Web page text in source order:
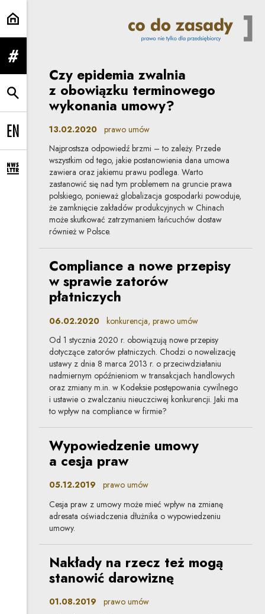
prawo umów | Co do zasady
rozwiń menu
rozwiń wyszukiwarkę
Change language to EN
rozwiń formularz zapisu na newsletter
Czy epidemia zwalnia
z obowiązku terminowego
wykonania umowy?
13.02.2020 prawo umów
Najprostsza odpowiedź brzmi – to zależy. Przede
wszystkim od tego, jakie postanowienia dana umowa
zawiera oraz jakiemu prawu podlega. Warto
zastanowić się nad tym problemem na gruncie prawa
polskiego, ponieważ globalizacja gospodarki powoduje,
że zamknięcie zakładów produkcyjnych w Chinach
może skutkować zatrzymaniem łańcuchów dostaw
również w Polsce.
Compliance a nowe przepisy
w sprawie zatorów
płatniczych
06.02.2020 konkurencja, prawo umów
Od 1 stycznia 2020 r. obowiązują nowe przepisy
dotyczące zatorów płatniczych. Chodzi o nowelizację
ustawy z dnia 8 marca 2013 r. o przeciwdziałaniu
nadmiernym opóźnieniom w transakcjach handlowych
oraz zmiany m.in. w Kodeksie postępowania cywilnego
i ustawie o zwalczaniu nieuczciwej konkurencji. Jaki ma
to wpływ na compliance w firmie?
Wypowiedzenie umowy
a cesja praw
05.12.2019 prawo umów
Cesja praw z umowy może mieć wpływ na zmianę
adresata oświadczenia dłużnika o wypowiedzeniu
umowy.
Nakłady na rzecz też mogą
stanowić darowiznę
01.08.2019 prawo umów